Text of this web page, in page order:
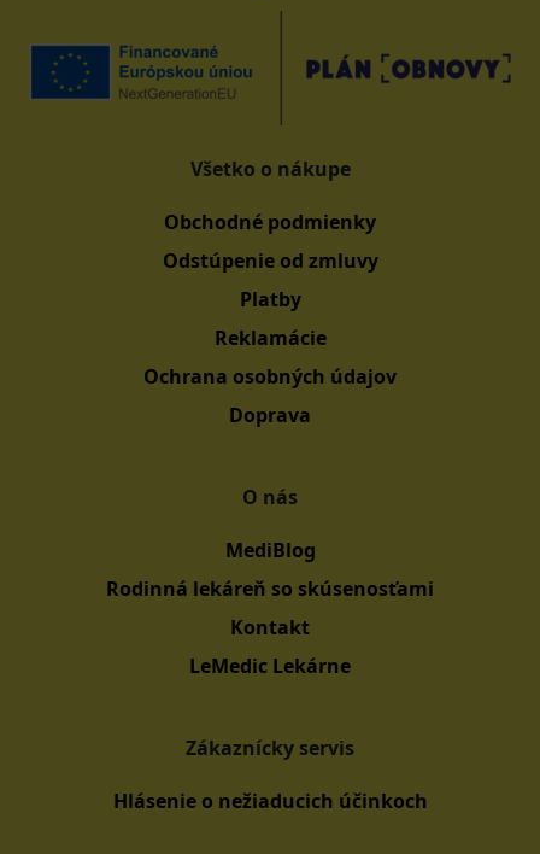
Všetko o nákupe
Obchodné podmienky
Odstúpenie od zmluvy
Platby
Reklamácie
Ochrana osobných údajov
Doprava
O nás
MediBlog
Rodinná lekáreň so skúsenosťami
Kontakt
LeMedic Lekárne
Zákaznícky servis
Hlásenie o nežiaducich účinkoch